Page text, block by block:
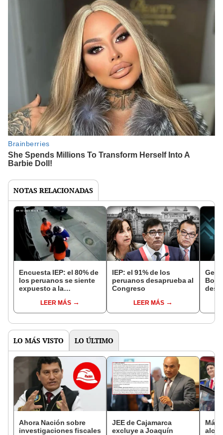
NOTAS RELACIONADAS
Encuesta IEP: el 80% de
los peruanos se siente
expuesto a la
LEER MÁS
IEP: el 91% de los
peruanos desaprueba al
Congreso
LEER MÁS
LO MÁS VISTO LO ÚLTIMO
Ahora Nación sobre
investigaciones fiscales
JEE de Cajamarca
excluye a Joaquín
Más